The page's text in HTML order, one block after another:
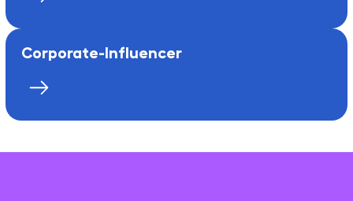
Corporate-Influencer